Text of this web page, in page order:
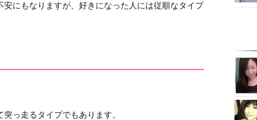
安にもなりますが、好きになった人には従順なタイプ
っ走るタイプでもあります。